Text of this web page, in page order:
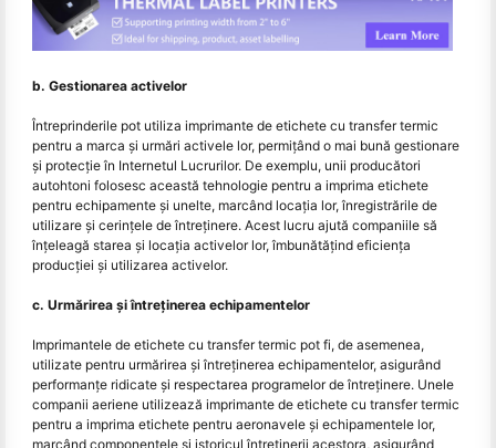
b. Gestionarea activelor
Întreprinderile pot utiliza imprimante de etichete cu transfer termic
pentru a marca și urmări activele lor, permițând o mai bună gestionare
și protecție în Internetul Lucrurilor. De exemplu, unii producători
autohtoni folosesc această tehnologie pentru a imprima etichete
pentru echipamente și unelte, marcând locația lor, înregistrările de
utilizare și cerințele de întreținere. Acest lucru ajută companiile să
înțeleagă starea și locația activelor lor, îmbunătățind eficiența
producției și utilizarea activelor.
c. Urmărirea și întreținerea echipamentelor
Imprimantele de etichete cu transfer termic pot fi, de asemenea,
utilizate pentru urmărirea și întreținerea echipamentelor, asigurând
performanțe ridicate și respectarea programelor de întreținere. Unele
companii aeriene utilizează imprimante de etichete cu transfer termic
pentru a imprima etichete pentru aeronavele și echipamentele lor,
marcând componentele și istoricul întreținerii acestora, asigurând